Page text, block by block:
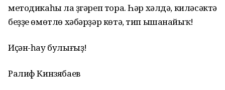
методикаһы ла үҙгәреп тора. Һәр хәлдә, киләсәктә
беҙҙе өмөтлө хәбәрҙәр көтә, тип ышанайыҡ!
Иҫән-һау булығыҙ!
Ралиф Кинзябаев